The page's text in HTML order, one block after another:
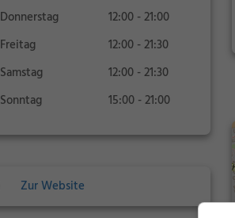
Donnerstag
12:00 - 21:00
Freitag
12:00 - 21:30
Samstag
12:00 - 21:30
Sonntag
15:00 - 21:00
Zur Website